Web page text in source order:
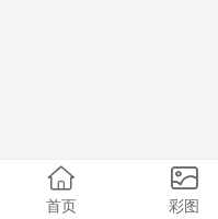
首页 彩图